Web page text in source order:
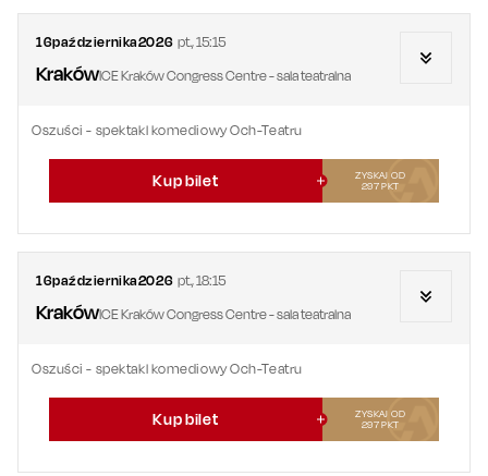
16października2026 pt.,15:15
KrakówICE Kraków Congress Centre - sala teatralna
Oszuści - spektakl komediowy Och-Teatru
Kup bilet
ZYSKAJ OD
297PKT
16października2026 pt.,18:15
KrakówICE Kraków Congress Centre - sala teatralna
Oszuści - spektakl komediowy Och-Teatru
Kup bilet
ZYSKAJ OD
297PKT